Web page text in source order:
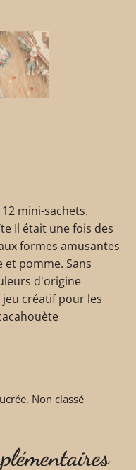
mini-sachets.
Il était une fois des
formes amusantes
pomme. Sans
d'origine
créatif pour les
, Non classé